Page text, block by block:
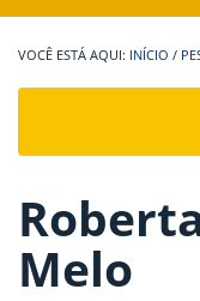
INÍCIO /
Melo